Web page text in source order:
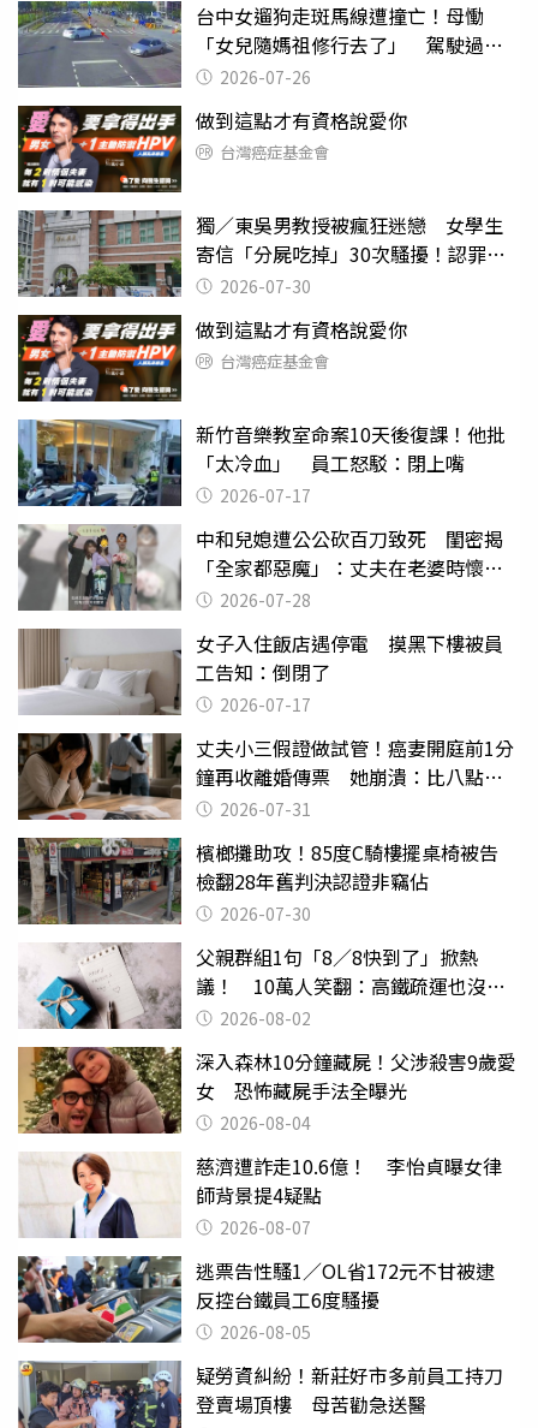
台中女遛狗走斑馬線遭撞亡！母慟
「女兒隨媽祖修行去了」 駕駛過失
致死判9月
2026-07-26
做到這點才有資格說愛你
台灣癌症基金會
獨／東吳男教授被瘋狂迷戀 女學生
寄信「分屍吃掉」30次騷擾！認罪免
關 2026-07-30
做到這點才有資格說愛你
台灣癌症基金會
新竹音樂教室命案10天後復課！他批
「太冷血」 員工怒駁：閉上嘴
2026-07-17
中和兒媳遭公公砍百刀致死 閨密揭
「全家都惡魔」：丈夫在老婆時懷孕
摔東西
2026-07-28
女子入住飯店遇停電 摸黑下樓被員
工告知：倒閉了
2026-07-17
丈夫小三假證做試管！癌妻開庭前1分
鐘再收離婚傳票 她崩潰：比八點檔
還扯2026-07-31
檳榔攤助攻！85度C騎樓擺桌椅被告
檢翻28年舊判決認證非竊佔
2026-07-30
父親群組1句「8／8快到了」掀熱
議！ 10萬人笑翻：高鐵疏運也沒列
父親節
2026-08-02
深入森林10分鐘藏屍！父涉殺害9歲愛
女 恐怖藏屍手法全曝光
2026-08-04
慈濟遭詐走10.6億！ 李怡貞曝女律
師背景提4疑點
2026-08-07
逃票告性騷1／OL省172元不甘被逮
反控台鐵員工6度騷擾
2026-08-05
疑勞資糾紛！新莊好市多前員工持刀
登賣場頂樓 母苦勸急送醫